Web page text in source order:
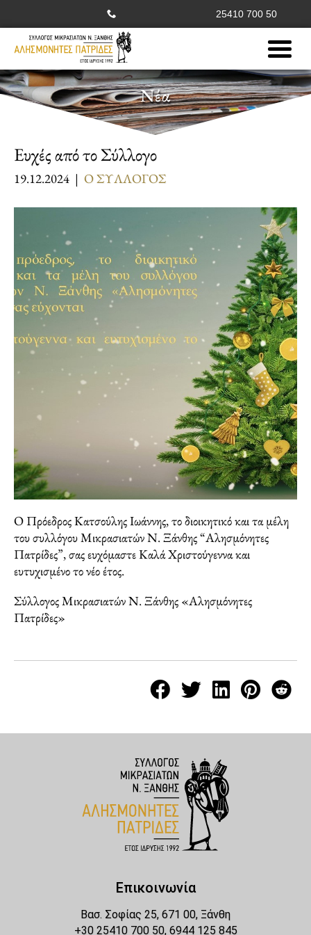
25410 700 50
Νέα
Ευχές από το Σύλλογο
19.12.2024 | Ο ΣΥΛΛΟΓΟΣ
Ο Πρόεδρος Κατσούλης Ιωάννης, το διοικητικό και τα μέλη
του συλλόγου Μικρασιατών Ν. Ξάνθης “Αλησμόνητες
Πατρίδες”, σας ευχόμαστε Καλά Χριστούγεννα και
ευτυχισμένο το νέο έτος.
Σύλλογος Μικρασιατών Ν. Ξάνθης «Αλησμόνητες
Πατρίδες»
Επικοινωνία
Βασ. Σοφίας 25, 671 00, Ξάνθη
+30 25410 700 50, 6944 125 845